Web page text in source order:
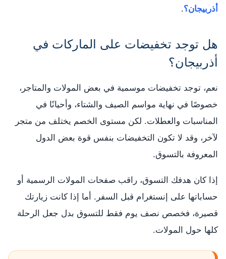
أذربيجان؟.
هل توجد تخفيضات على الماركات في
أذربيجان؟
نعم، توجد تخفيضات موسمية في بعض المولات والمتاجر،
خصوصًا في نهاية مواسم الصيف والشتاء، وأحيانًا في
المناسبات والعطلات. لكن مستوى الخصم يختلف من متجر
لآخر، وقد لا تكون التخفيضات بنفس قوة بعض الدول
المعروفة بالتسوق.
إذا كان هدفك التسوق، راقب صفحات المولات الرسمية أو
حساباتها على إنستغرام قبل السفر. أما إذا كانت زيارتك
قصيرة، فخصص نصف يوم فقط للتسوق بدل جعل الرحلة
كلها حول المولات.